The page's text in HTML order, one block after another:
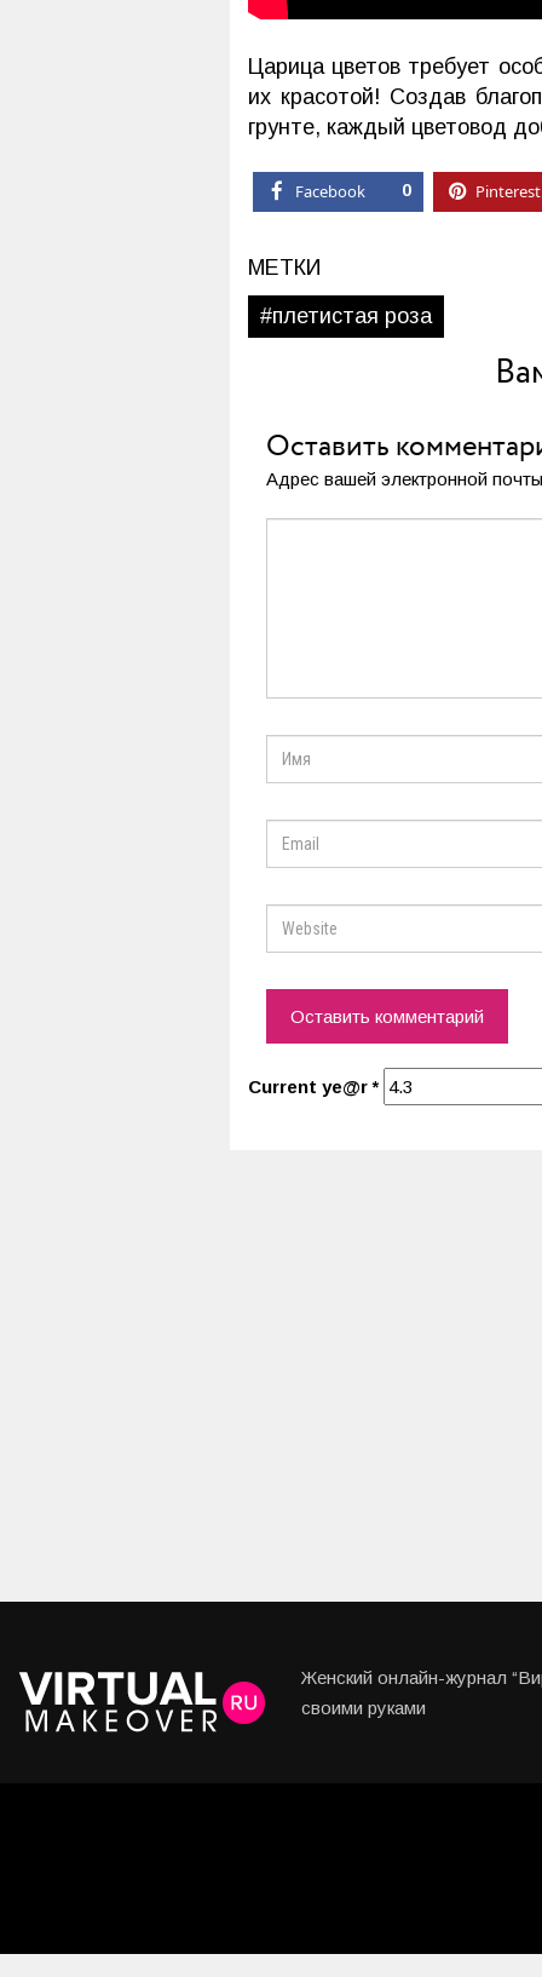
Царица цветов требует
их красотой! Создав
грунте, каждый цветовод
Facebook 0 Pinterest
МЕТКИ
#плетистая роза
Оставить
Адрес вашей электронной
Current ye@r*
Женский онлайн-журнал
своими руками